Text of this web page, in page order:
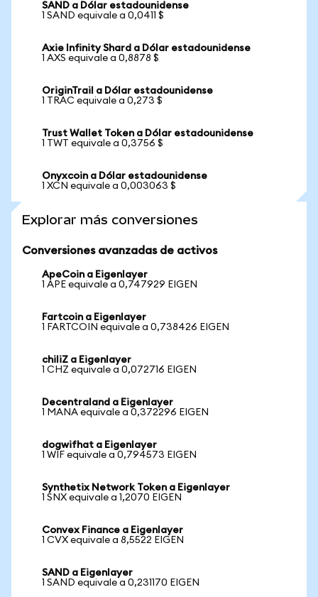
SAND a Dólar estadounidense
1 SAND equivale a 0,0411 $
Axie Infinity Shard a Dólar estadounidense
1 AXS equivale a 0,8878 $
OriginTrail a Dólar estadounidense
1 TRAC equivale a 0,273 $
Trust Wallet Token a Dólar estadounidense
1 TWT equivale a 0,3756 $
Onyxcoin a Dólar estadounidense
1 XCN equivale a 0,003063 $
Explorar más conversiones
Conversiones avanzadas de activos
ApeCoin a Eigenlayer
1 APE equivale a 0,747929 EIGEN
Fartcoin a Eigenlayer
1 FARTCOIN equivale a 0,738426 EIGEN
chiliZ a Eigenlayer
1 CHZ equivale a 0,072716 EIGEN
Decentraland a Eigenlayer
1 MANA equivale a 0,372296 EIGEN
dogwifhat a Eigenlayer
1 WIF equivale a 0,794573 EIGEN
Synthetix Network Token a Eigenlayer
1 SNX equivale a 1,2070 EIGEN
Convex Finance a Eigenlayer
1 CVX equivale a 8,5522 EIGEN
SAND a Eigenlayer
1 SAND equivale a 0,231170 EIGEN